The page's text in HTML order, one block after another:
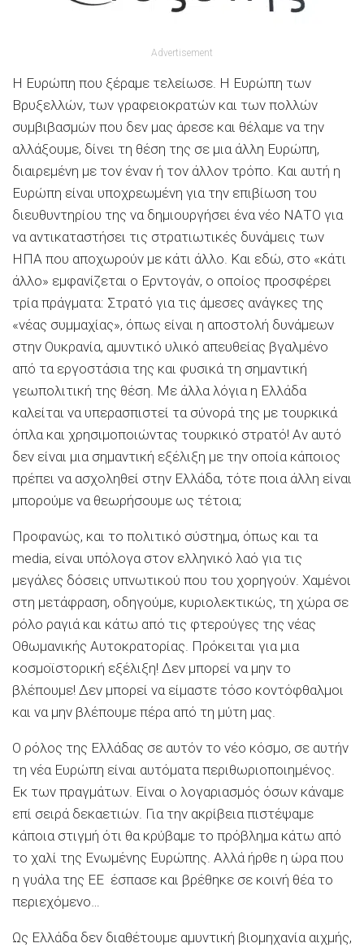
Advertisement
Η Ευρώπη που ξέραμε τελείωσε. Η Ευρώπη των
Βρυξελλών, των γραφειοκρατών και των πολλών
συμβιβασμών που δεν μας άρεσε και θέλαμε να την
αλλάξουμε, δίνει τη θέση της σε μια άλλη Ευρώπη,
διαιρεμένη με τον έναν ή τον άλλον τρόπο. Και αυτή η
Ευρώπη είναι υποχρεωμένη για την επιβίωση του
διευθυντηρίου της να δημιουργήσει ένα νέο ΝΑΤΟ για
να αντικαταστήσει τις στρατιωτικές δυνάμεις των
ΗΠΑ που αποχωρούν με κάτι άλλο. Και εδώ, στο «κάτι
άλλο» εμφανίζεται ο Ερντογάν, ο οποίος προσφέρει
τρία πράγματα: Στρατό για τις άμεσες ανάγκες της
«νέας συμμαχίας», όπως είναι η αποστολή δυνάμεων
στην Ουκρανία, αμυντικό υλικό απευθείας βγαλμένο
από τα εργοστάσια της και φυσικά τη σημαντική
γεωπολιτική της θέση. Με άλλα λόγια η Ελλάδα
καλείται να υπερασπιστεί τα σύνορά της με τουρκικά
όπλα και χρησιμοποιώντας τουρκικό στρατό! Αν αυτό
δεν είναι μια σημαντική εξέλιξη με την οποία κάποιος
πρέπει να ασχοληθεί στην Ελλάδα, τότε ποια άλλη είναι
μπορούμε να θεωρήσουμε ως τέτοια;
Προφανώς, και το πολιτικό σύστημα, όπως και τα
media, είναι υπόλογα στον ελληνικό λαό για τις
μεγάλες δόσεις υπνωτικού που του χορηγούν. Χαμένοι
στη μετάφραση, οδηγούμε, κυριολεκτικώς, τη χώρα σε
ρόλο ραγιά και κάτω από τις φτερούγες της νέας
Οθωμανικής Αυτοκρατορίας. Πρόκειται για μια
κοσμοϊστορική εξέλιξη! Δεν μπορεί να μην το
βλέπουμε! Δεν μπορεί να είμαστε τόσο κοντόφθαλμοι
και να μην βλέπουμε πέρα από τη μύτη μας.
Ο ρόλος της Ελλάδας σε αυτόν το νέο κόσμο, σε αυτήν
τη νέα Ευρώπη είναι αυτόματα περιθωριοποιημένος.
Εκ των πραγμάτων. Είναι ο λογαριασμός όσων κάναμε
επί σειρά δεκαετιών. Για την ακρίβεια πιστέψαμε
κάποια στιγμή ότι θα κρύβαμε το πρόβλημα κάτω από
το χαλί της Ενωμένης Ευρώπης. Αλλά ήρθε η ώρα που
η γυάλα της ΕΕ έσπασε και βρέθηκε σε κοινή θέα το
περιεχόμενο…
Ως Ελλάδα δεν διαθέτουμε αμυντική βιομηχανία αιχμής,